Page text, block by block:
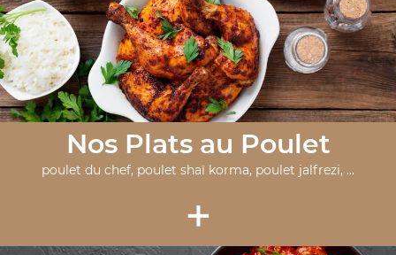
Nos Plats au Poulet
poulet du chef, poulet shaï korma, poulet jalfrezi, ...
+